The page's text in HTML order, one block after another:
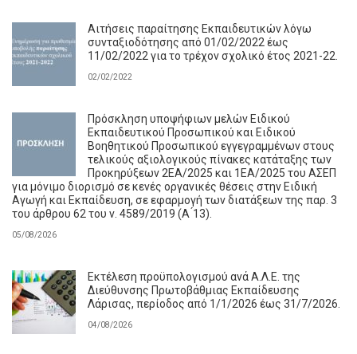
Αιτήσεις παραίτησης Εκπαιδευτικών λόγω
συνταξιοδότησης από 01/02/2022 έως
11/02/2022 για το τρέχον σχολικό έτος 2021-22.
02/02/2022
Πρόσκληση υποψήφιων μελών Ειδικού
Εκπαιδευτικού Προσωπικού και Ειδικού
Βοηθητικού Προσωπικού εγγεγραμμένων στους
τελικούς αξιολογικούς πίνακες κατάταξης των
Προκηρύξεων 2ΕΑ/2025 και 1ΕΑ/2025 του ΑΣΕΠ
για μόνιμο διορισμό σε κενές οργανικές θέσεις στην Ειδική
Αγωγή και Εκπαίδευση, σε εφαρμογή των διατάξεων της παρ. 3
του άρθρου 62 του ν. 4589/2019 (Α ́13).
05/08/2026
Εκτέλεση προϋπολογισμού ανά Α.Λ.Ε. της
Διεύθυνσης Πρωτοβάθμιας Εκπαίδευσης
Λάρισας, περίοδος από 1/1/2026 έως 31/7/2026.
04/08/2026